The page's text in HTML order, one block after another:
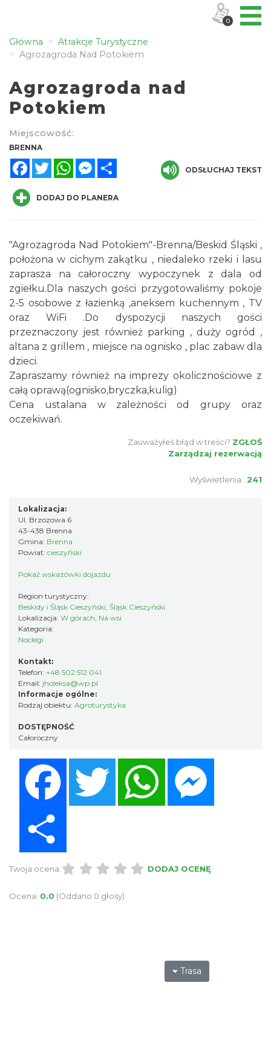
Główna
Atrakcje Turystyczne
Agrozagroda Nad Potokiem
Agrozagroda nad
Potokiem
Miejscowość:
BRENNA
FacebookTwitterWhatsAppMessenger
ODSŁUCHAJ TEKST
DODAJ DO PLANERA
"Agrozagroda Nad Potokiem"-Brenna/Beskid Śląski ,
położona w cichym zakątku , niedaleko rzeki i lasu
zaprasza na całoroczny wypoczynek z dala od
zgiełku.Dla naszych gości przygotowaliśmy pokoje
2-5 osobowe z łazienką ,aneksem kuchennym , TV
oraz WiFi .Do dyspozycji naszych gości
przeznaczony jest również parking , duży ogród ,
altana z grillem , miejsce na ognisko , plac zabaw dla
dzieci.
Zapraszamy również na imprezy okolicznościowe z
całą oprawą(ognisko,bryczka,kulig)
Cena ustalana w zależności od grupy oraz
oczekiwań.
Zauważyłeś błąd w treści? ZGŁOŚ
Zarządzaj rezerwacją
Wyświetlenia: 241
Lokalizacja:
Ul. Brzozowa 6
43-438 Brenna
Gmina: Brenna
Powiat: cieszyński
Pokaż wskazówki dojazdu
Region turystyczny:
Beskidy i Śląsk Cieszyński, Śląsk Cieszyński
Lokalizacja: W górach, Na wsi
Kategoria:
Noclegi
Kontakt:
Telefon: +48 502 512 041
Email: jholeksa@wp.pl
Informacje ogólne:
Rodzaj obiektu: Agroturystyka
DOSTĘPNOŚĆ
Całoroczny
Twitter WhatsApp
Twoja ocena: DODAJ OCENĘ
Ocena: 0.0 (Oddano 0 głosy)
Trasa
0